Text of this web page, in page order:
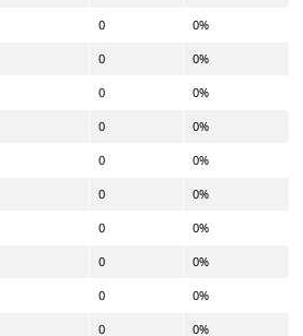
0 0%
0 0%
0 0%
0 0%
0 0%
0 0%
0 0%
0 0%
0 0%
0 0%